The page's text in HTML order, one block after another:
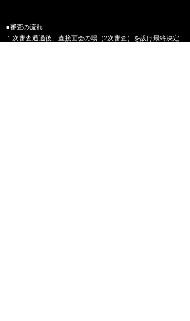
■審査の流れ
​１次審査通過後、 直接面会の場（2次審査）を設け最終決定